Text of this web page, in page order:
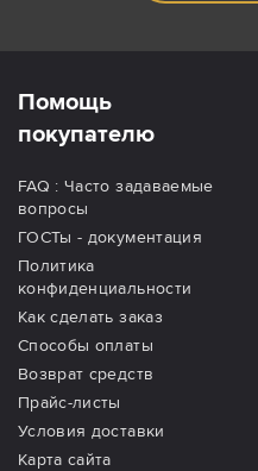
Помощь
покупателю
FAQ : Часто задаваемые
вопросы
ГОСТы - документация
Политика
конфиденциальности
Как сделать заказ
Способы оплаты
Возврат средств
Прайс-листы
Условия доставки
Карта сайта